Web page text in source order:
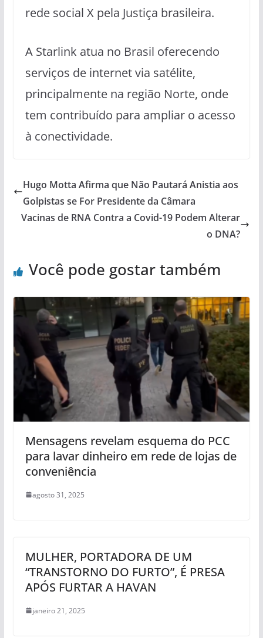
rede social X pela Justiça brasileira.
A Starlink atua no Brasil oferecendo
serviços de internet via satélite,
principalmente na região Norte, onde
tem contribuído para ampliar o acesso
à conectividade.
Hugo Motta Afirma que Não Pautará Anistia aos
Golpistas se For Presidente da Câmara
Vacinas de RNA Contra a Covid-19 Podem Alterar
o DNA?
Você pode gostar também
Mensagens revelam esquema do PCC
para lavar dinheiro em rede de lojas de
conveniência
agosto 31, 2025
MULHER, PORTADORA DE UM
“TRANSTORNO DO FURTO”, É PRESA
APÓS FURTAR A HAVAN
janeiro 21, 2025